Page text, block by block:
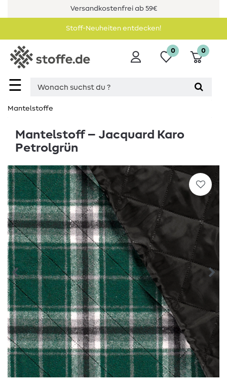
Versandkostenfrei ab 59€
Stoff-Neuheiten entdecken!
☰
0 0
Mantelstoffe
Mantelstoff – Jacquard Karo
Petrolgrün